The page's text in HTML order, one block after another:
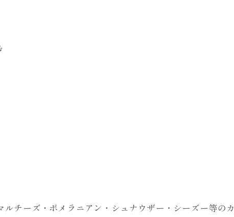
チーズ・ポメラニアン・シュナウザー・シーズー等の